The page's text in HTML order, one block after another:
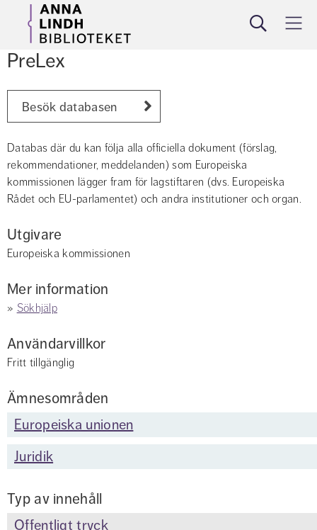
Sök Meny
PreLex
Besök databasen
Databas där du kan följa alla officiella dokument (förslag,
rekommendationer, meddelanden) som Europeiska
kommissionen lägger fram för lagstiftaren (dvs. Europeiska
Rådet och EU-parlamentet) och andra institutioner och organ.
Utgivare
Europeiska kommissionen
Mer information
» Sökhjälp
Användarvillkor
Fritt tillgänglig
Ämnesområden
Europeiska unionen
Juridik
Typ av innehåll
Offentligt tryck